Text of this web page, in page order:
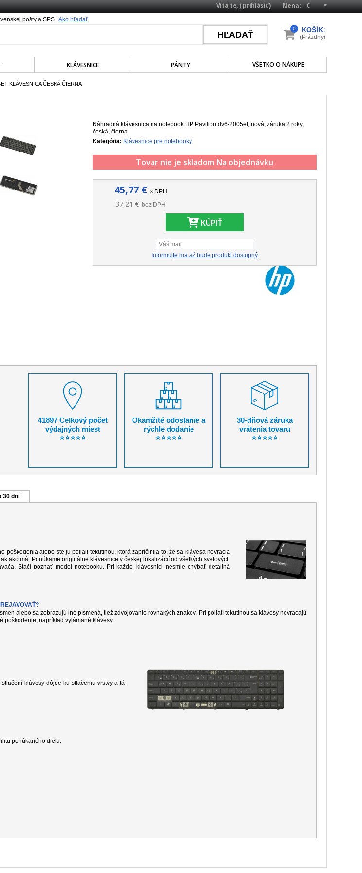
Mena:
Vitajte, (prihlásiť)
pošty a SPS | Ako hľadať
KLÁVESNICE PÁNTY VŠETKO O NÁKUPE
KOŠÍK:
0
(Prázdny)
KLÁVESNICA ČESKÁ ČIERNA
Náhradná klávesnica na notebook HP Pavilion dv6-2005et, nová, záruka 2 roky,
česká, čierna
Kategória: Klávesnice pre notebooky
Tovar nie je skladom Na objednávku
45,77 € s DPH
37,21 € bez DPH
KÚPIŤ
Informujte ma až bude produkt dostupný
41897 Celkový počet
výdajných miest
⭐⭐⭐⭐⭐
Okamžité odoslanie a
rýchle dodanie
⭐⭐⭐⭐⭐
30-dňová záruka
vrátenia tovaru
⭐⭐⭐⭐⭐
30 dní
poškodenia alebo ste ju poliali tekutinou, ktorá zapríčinila to, že sa klávesa nevracia
ako má. Ponúkame originálne klávesnice v českej lokalizácií od všetkých svetových
Stačí poznať model notebooku. Pri každej klávesnici nesmie chýbať detailná
alebo sa zobrazujú iné písmená, tiež zdvojovanie rovnakých znakov. Pri poliatí tekutinou sa klávesy nevracajú
poškodenie, napríklad vylámané klávesy.
klávesy dôjde ku stlačeniu vrstvy a tá
ponúkaného dielu.